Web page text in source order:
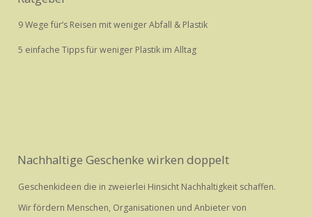
9 Wege für’s Reisen mit weniger Abfall & Plastik
5 einfache Tipps für weniger Plastik im Alltag
Nachhaltige Geschenke wirken doppelt
Geschenkideen die in zweierlei Hinsicht Nachhaltigkeit schaffen.
Wir fördern Menschen, Organisationen und Anbieter von